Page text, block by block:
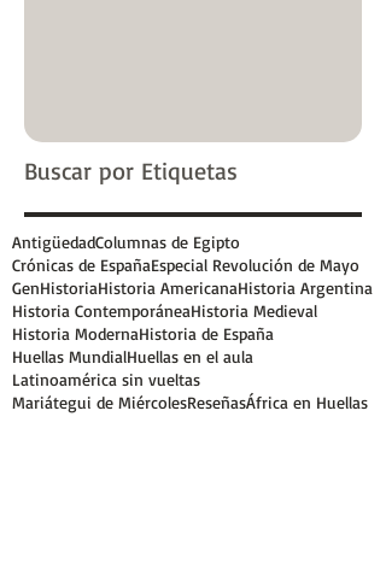
Buscar por Etiquetas
AntigüedadColumnas de Egipto
Crónicas de EspañaEspecial Revolución de Mayo
GenHistoriaHistoria AmericanaHistoria Argentina
Historia ContemporáneaHistoria Medieval
Historia ModernaHistoria de España
Huellas MundialHuellas en el aula
Latinoamérica sin vueltas
Mariátegui de MiércolesReseñasÁfrica en Huellas